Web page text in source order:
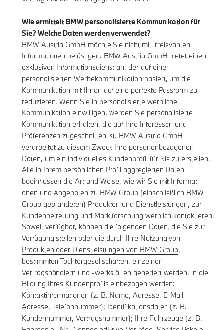
Wie ermittelt BMW personalisierte Kommunikation für
Sie? Welche Daten werden verwendet?
BMW Austria GmbH möchte Sie nicht mit irrelevanten
Informationen belästigen. BMW Austria GmbH bietet einen
exklusiven Informationsdienst an, der auf einer
personalisierten Werbekommunikation basiert, um die
Kommunikation mit Ihnen auf eine perfekte Passform zu
reduzieren. Wenn Sie in personalisierte werbliche
Kommunikation einwilligen, werden Sie personalisierte
Kommunikation erhalten, die auf Ihre Interessen und
Präferenzen zugeschnitten ist. BMW Austria GmbH
verarbeitet zu diesem Zweck Ihre personenbezogenen
Daten, um ein individuelles Kundenprofil für Sie zu erstellen.
Alle in Ihrem persönlichen Profil aggregierten Daten
beeinflussen die Art und Weise, wie wir Sie mit Informati-
onen und Angeboten zu BMW Group (einschließlich BMW
Group gebrandeten) Produkten und Dienstleistungen, zur
Kundenbetreuung und Marktforschung werblich kontaktieren.
Soweit verfügbar, können die folgenden Daten, die Sie zur
Verfügung stellen oder die durch Ihre Nutzung von
Produkten oder Dienstleistungen von BMW Group,
bestimmten Tochtergesellschaften, einzelnen
Vertragshändlern und -werkstätten generiert werden, in die
Bildung Ihres Kundenprofils einbezogen werden:
Kontaktinformationen (z. B. Name, Adresse, E-Mail-
Adresse, Telefonnummer); Identifikationsdaten (z. B.
Kundennummer, Vertragsnummer); Ihre Fahrzeuge (z. B.